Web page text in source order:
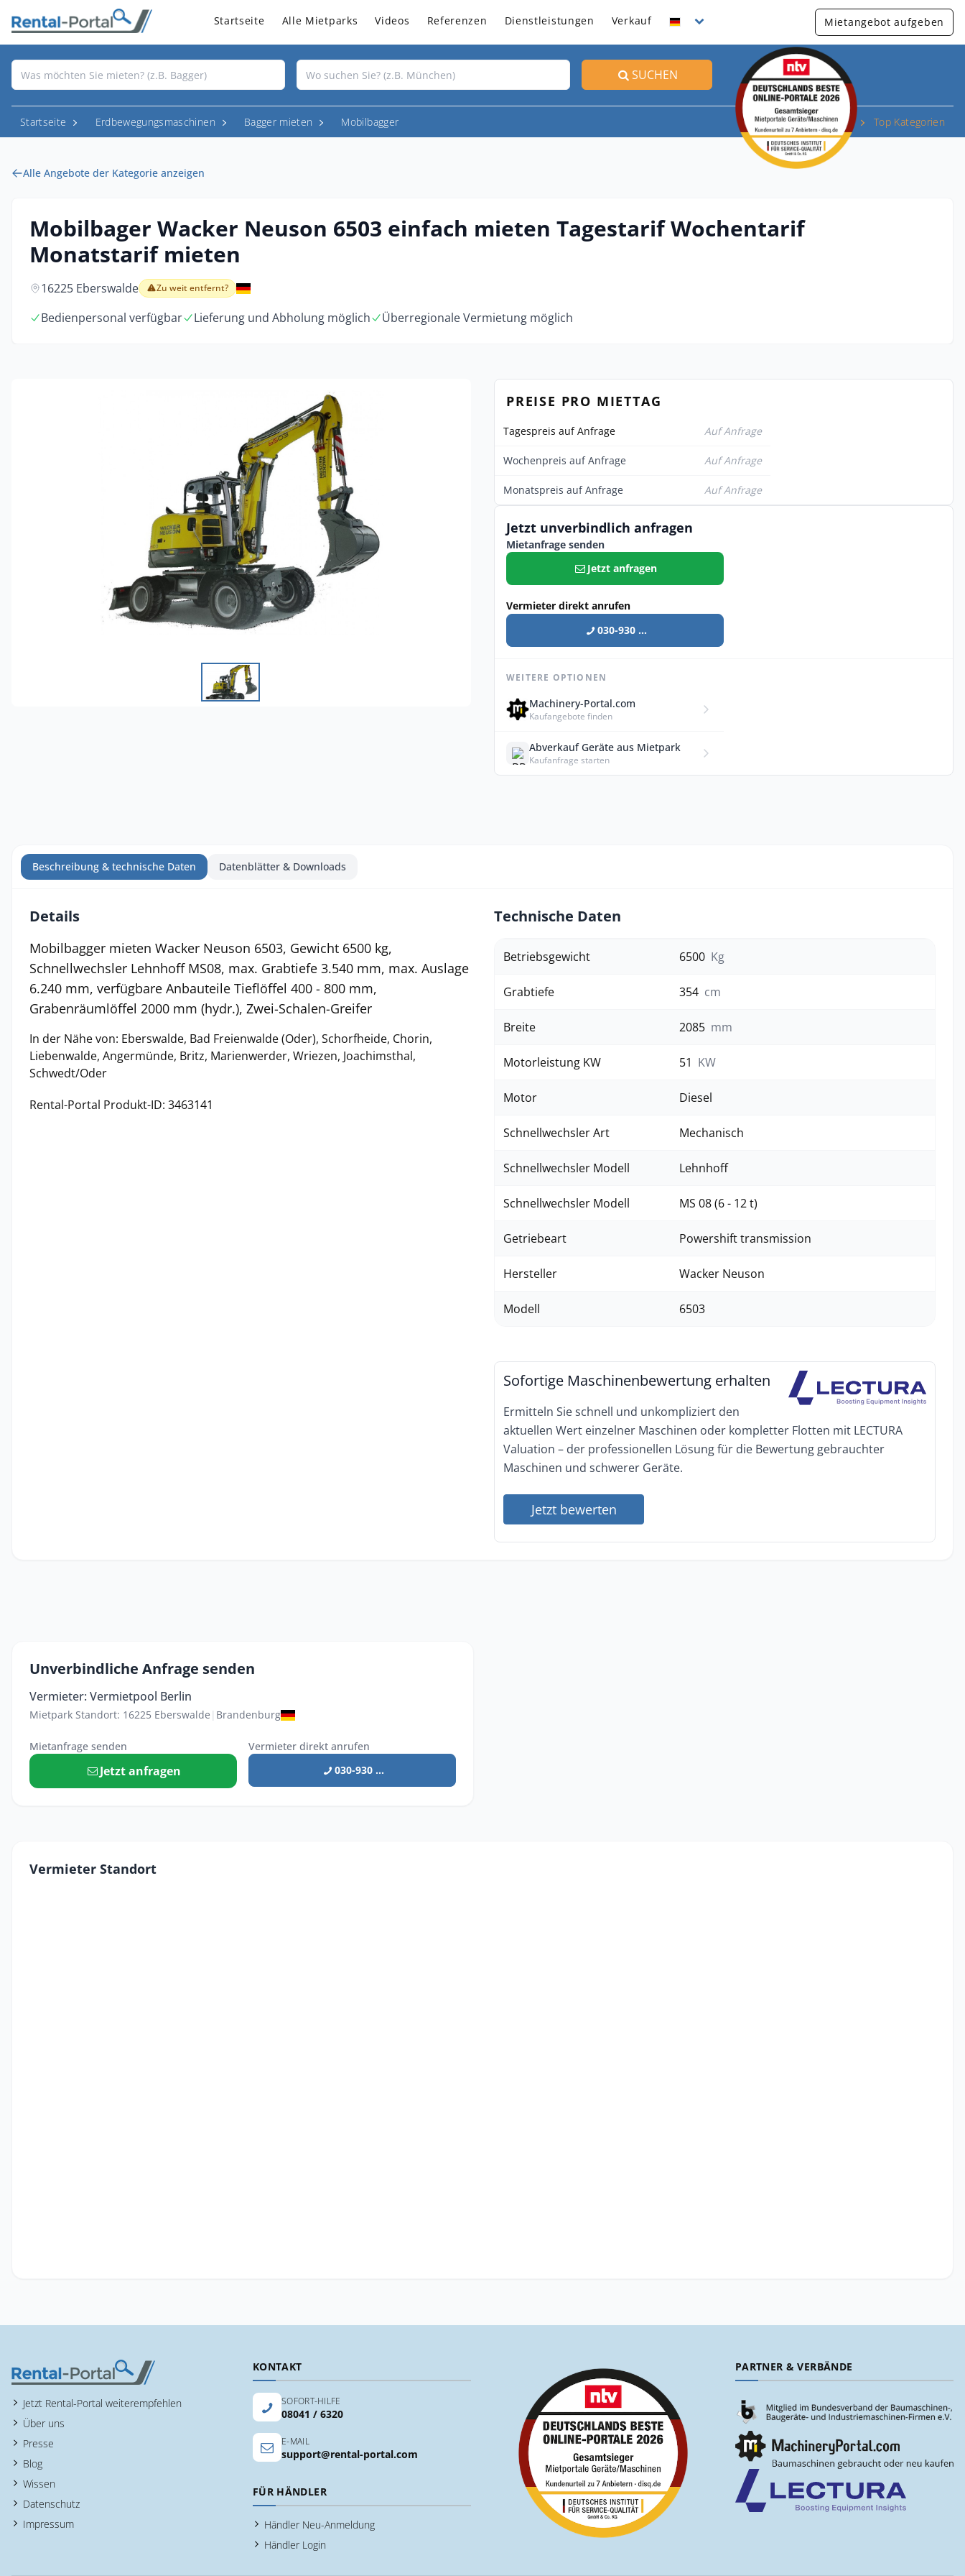
Startseite Alle Mietparks Videos Referenzen Dienstleistungen Verkauf Mietangebot aufgeben
SUCHEN
Startseite Erdbewegungsmaschinen Bagger mieten Mobilbagger Top Kategorien
Alle Angebote der Kategorie anzeigen
Mobilbager Wacker Neuson 6503 einfach mieten Tagestarif Wochentarif
Monatstarif mieten
16225 Eberswalde Zu weit entfernt?
Bedienpersonal verfügbar Lieferung und Abholung möglich Überregionale Vermietung möglich
PREISE PRO MIETTAG
Tagespreis auf Anfrage Auf Anfrage
Wochenpreis auf Anfrage Auf Anfrage
Monatspreis auf Anfrage Auf Anfrage
Jetzt unverbindlich anfragen
Mietanfrage senden
Jetzt anfragen
Vermieter direkt anrufen
030-930 ...
WEITERE OPTIONEN
Machinery-Portal.com
Kaufangebote finden
Abverkauf Geräte aus Mietpark
Kaufanfrage starten
Beschreibung & technische Daten Datenblätter & Downloads
Details
Mobilbagger mieten Wacker Neuson 6503, Gewicht 6500 kg,
Schnellwechsler Lehnhoff MS08, max. Grabtiefe 3.540 mm, max. Auslage
6.240 mm, verfügbare Anbauteile Tieflöffel 400 - 800 mm,
Grabenräumlöffel 2000 mm (hydr.), Zwei-Schalen-Greifer
In der Nähe von: Eberswalde, Bad Freienwalde (Oder), Schorfheide, Chorin,
Liebenwalde, Angermünde, Britz, Marienwerder, Wriezen, Joachimsthal,
Schwedt/Oder
Rental-Portal Produkt-ID: 3463141
Technische Daten
Betriebsgewicht 6500 Kg
Grabtiefe 354 cm
Breite 2085 mm
Motorleistung KW 51 KW
Motor Diesel
Schnellwechsler Art Mechanisch
Schnellwechsler Modell Lehnhoff
Schnellwechsler Modell MS 08 (6 - 12 t)
Getriebeart Powershift transmission
Hersteller Wacker Neuson
Modell 6503
Sofortige Maschinenbewertung erhalten
Ermitteln Sie schnell und unkompliziert den
aktuellen Wert einzelner Maschinen oder kompletter Flotten mit LECTURA
Valuation – der professionellen Lösung für die Bewertung gebrauchter
Maschinen und schwerer Geräte.
Jetzt bewerten
Unverbindliche Anfrage senden
Vermieter: Vermietpool Berlin
Mietpark Standort: 16225 Eberswalde | Brandenburg
Mietanfrage senden
Jetzt anfragen
Vermieter direkt anrufen
030-930 ...
Vermieter Standort
Jetzt Rental-Portal weiterempfehlen
Über uns
Presse
Blog
Wissen
Datenschutz
Impressum
KONTAKT
SOFORT-HILFE
08041 / 6320
E-MAIL
support@rental-portal.com
FÜR HÄNDLER
Händler Neu-Anmeldung
Händler Login
PARTNER & VERBÄNDE